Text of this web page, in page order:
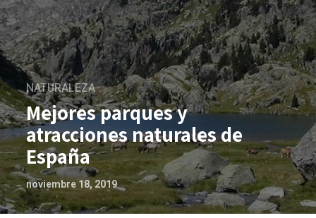
NATURALEZA
Mejores parques y
atracciones naturales de
España
noviembre 18, 2019